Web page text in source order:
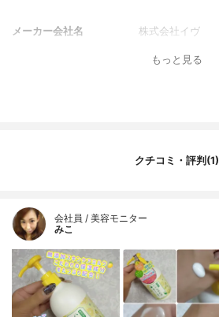
メーカー会社名 株式会社イヴ
もっと見る
クチコミ・評判(1)
会社員 / 美容モニター
みこ